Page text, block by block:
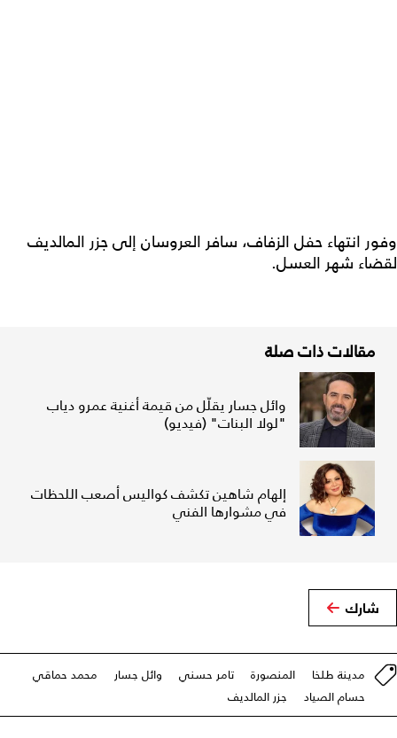
وفور انتهاء حفل الزفاف، سافر العروسان إلى جزر المالديف
لقضاء شهر العسل.
مقالات ذات صلة
وائل جسار يقلّل من قيمة أغنية عمرو دياب
"لولا البنات" (فيديو)
إلهام شاهين تكشف كواليس أصعب اللحظات
في مشوارها الفني
شارك
مدينة طلخا المنصورة تامر حسني وائل جسار
محمد حماقي
حسام الصياد
جزر المالديف